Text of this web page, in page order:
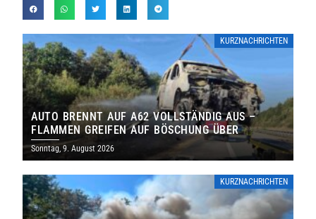
KURZNACHRICHTEN
AUTO BRENNT AUF A62 VOLLSTÄNDIG AUS –
FLAMMEN GREIFEN AUF BÖSCHUNG ÜBER
Sonntag, 9. August 2026
KURZNACHRICHTEN